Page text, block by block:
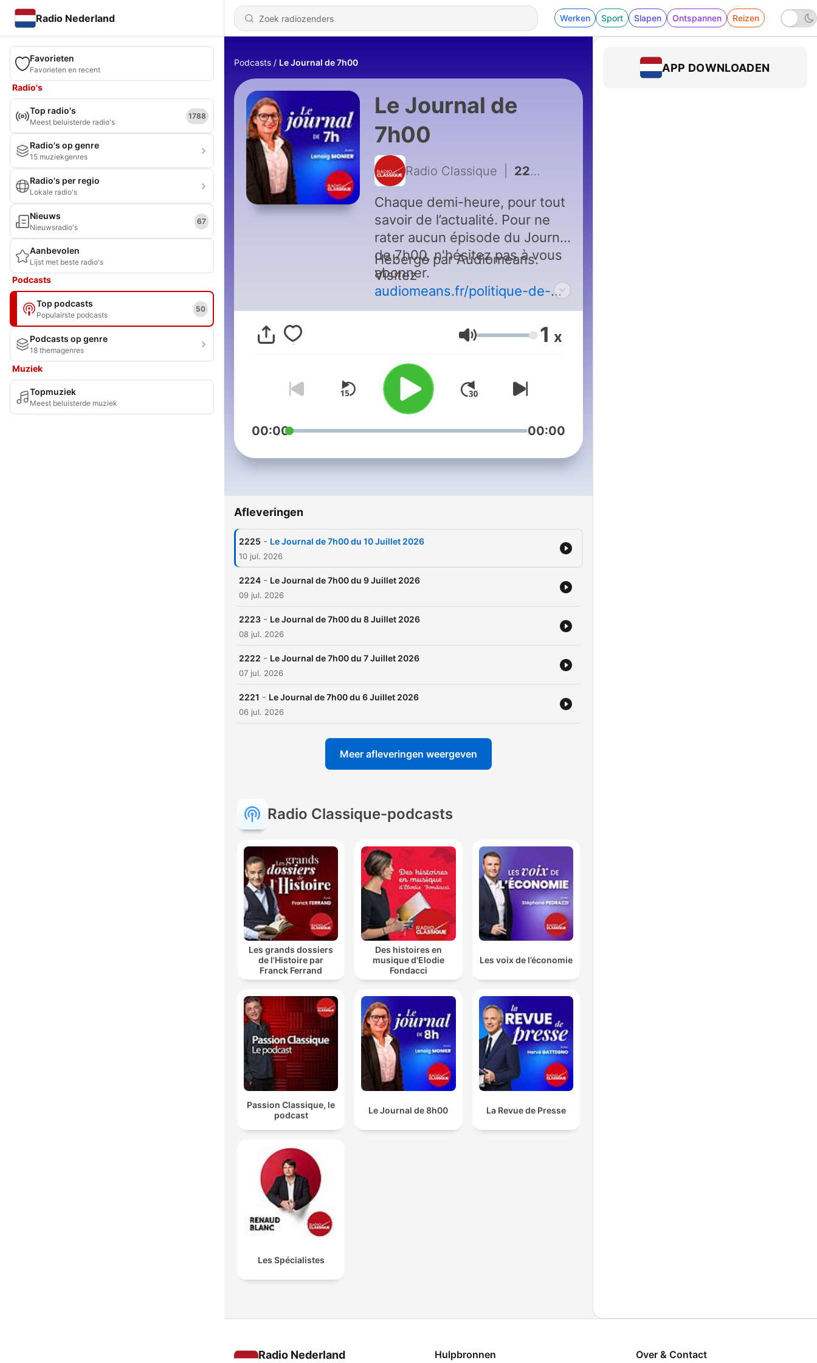
Radio Nederland Werken Sport Slapen Ontspannen Reizen
Favorieten
Favorieten en recent
Radio's
Top radio's
Meest beluisterde radio's
1788
Radio's op genre
15 muziekgenres
Radio's per regio
Lokale radio's
Nieuws
Nieuwsradio's
67
Aanbevolen
Lijst met beste radio's
Podcasts
Top podcasts
Populairste podcasts
50
Podcasts op genre
18 themagenres
Muziek
Topmuziek
Meest beluisterde muziek
Podcasts Le Journal de 7h00
Le Journal de
7h00
Radio Classique 2225 - Le Journal de 7h00 du 10 Juillet 2026
Chaque demi-heure, pour tout
savoir de l’actualité. Pour ne
rater aucun épisode du Journal
de 7h00, n'hésitez pas à vous
abonner.
Hébergé par Audiomeans.
Visitez
audiomeans.fr/politique-de-
Volume 1 x
00:00 00:00
Afleveringen
2225 - Le Journal de 7h00 du 10 Juillet 2026
10 jul. 2026
2224 - Le Journal de 7h00 du 9 Juillet 2026
09 jul. 2026
2223 - Le Journal de 7h00 du 8 Juillet 2026
08 jul. 2026
2222 - Le Journal de 7h00 du 7 Juillet 2026
07 jul. 2026
2221 - Le Journal de 7h00 du 6 Juillet 2026
06 jul. 2026
Meer afleveringen weergeven
Radio Classique-podcasts
Les grands dossiers
de l'Histoire par
Franck Ferrand
Des histoires en
musique d'Elodie
Fondacci
Les voix de l’économie
Passion Classique, le
podcast
Le Journal de 8h00 La Revue de Presse
Les Spécialistes
APP DOWNLOADEN
Radio Nederland Hulpbronnen Over & Contact